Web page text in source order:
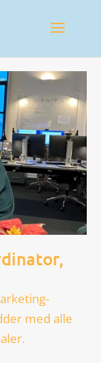
med alle